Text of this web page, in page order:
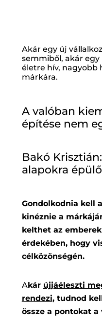
Akár egy új
semmiből, akár
életre hív, nagyobb
márkára.
A valóban
építése nem
Bakó
alapokra
Gondolkodnia kell
kinéznie a
kelthet az
érdekében, hogy
célközönségén.
Akár újjáéleszti
rendezi, tudnod
össze a pontokat a